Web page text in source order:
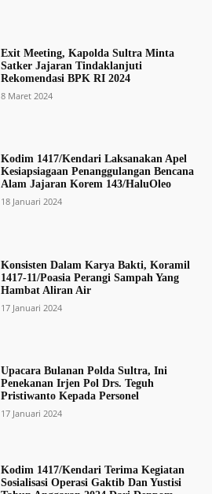
Exit Meeting, Kapolda Sultra Minta
Satker Jajaran Tindaklanjuti
Rekomendasi BPK RI 2024
8 Maret 2024
Kodim 1417/Kendari Laksanakan Apel
Kesiapsiagaan Penanggulangan Bencana
Alam Jajaran Korem 143/HaluOleo
18 Januari 2024
Konsisten Dalam Karya Bakti, Koramil
1417-11/Poasia Perangi Sampah Yang
Hambat Aliran Air
17 Januari 2024
Upacara Bulanan Polda Sultra, Ini
Penekanan Irjen Pol Drs. Teguh
Pristiwanto Kepada Personel
17 Januari 2024
Kodim 1417/Kendari Terima Kegiatan
Sosialisasi Operasi Gaktib Dan Yustisi